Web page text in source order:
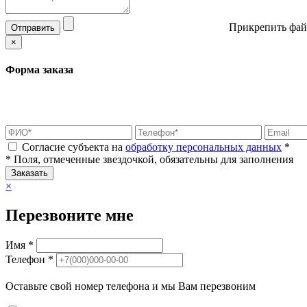
Отправить Прикрепить
×
Форма заказа
Согласие субъекта на обработку персональных данных *
* Поля, отмеченные звездочкой, обязательны для заполнения
Заказать
×
Перезвоните мне
Имя *
Телефон *
Оставьте свой номер телефона и мы Вам перезвоним